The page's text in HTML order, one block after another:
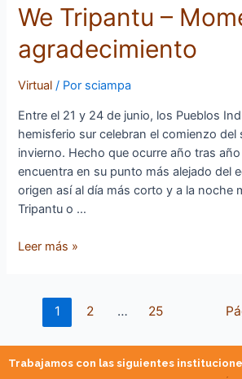
We Tripantu –
agradecimiento
Virtual / Por sciampa
Entre el 21 y 24 de junio, los Pueblos
hemisferio sur celebran el comienzo del
invierno. Hecho que ocurre año tras
encuentra en su punto más alejado del
origen así al día más corto y a la noche
Tripantu o …
We
Tripantu
–
Momento
de
Leer más »
1 2 … 25
Trabajamos con las siguientes